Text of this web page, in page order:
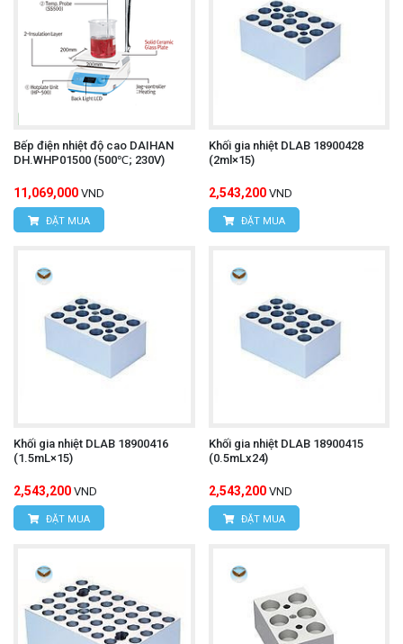
Bếp điện nhiệt độ cao DAIHAN
DH.WHP01500 (500℃; 230V)
11,069,000 VND
ĐẶT MUA
Khối gia nhiệt DLAB 18900428
(2ml×15)
2,543,200 VND
ĐẶT MUA
Khối gia nhiệt DLAB 18900416
(1.5mL×15)
2,543,200 VND
ĐẶT MUA
Khối gia nhiệt DLAB 18900415
(0.5mLx24)
2,543,200 VND
ĐẶT MUA